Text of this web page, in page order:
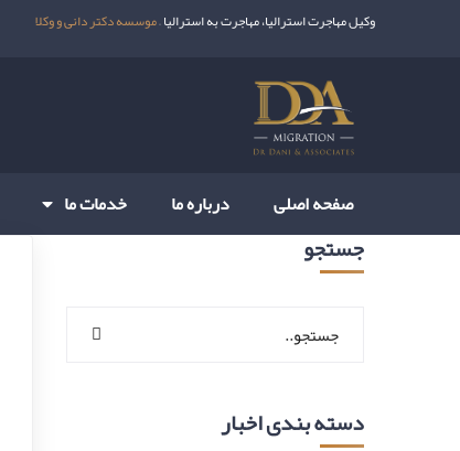
وکیل مهاجرت استرالیا، مهاجرت به استرالیا –موسسه دکتر دانی و وکلا
صفحه اصلی
درباره ما خدمات ما
جستجو
دسته بندی اخبار